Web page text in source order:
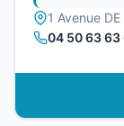
1 Avenue
04 50 63 63